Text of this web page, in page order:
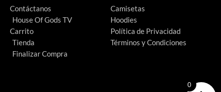
Contáctanos
House Of Gods TV
Camisetas
Hoodies
Carrito
Tienda
Finalizar Compra
Política de Privacidad
Términos y Condiciones
0